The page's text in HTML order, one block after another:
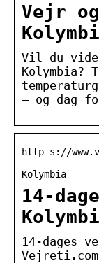
Vejr
Vil du
– og dag
http s://
Kolymbia
14-
14-dages
Vejreti.com